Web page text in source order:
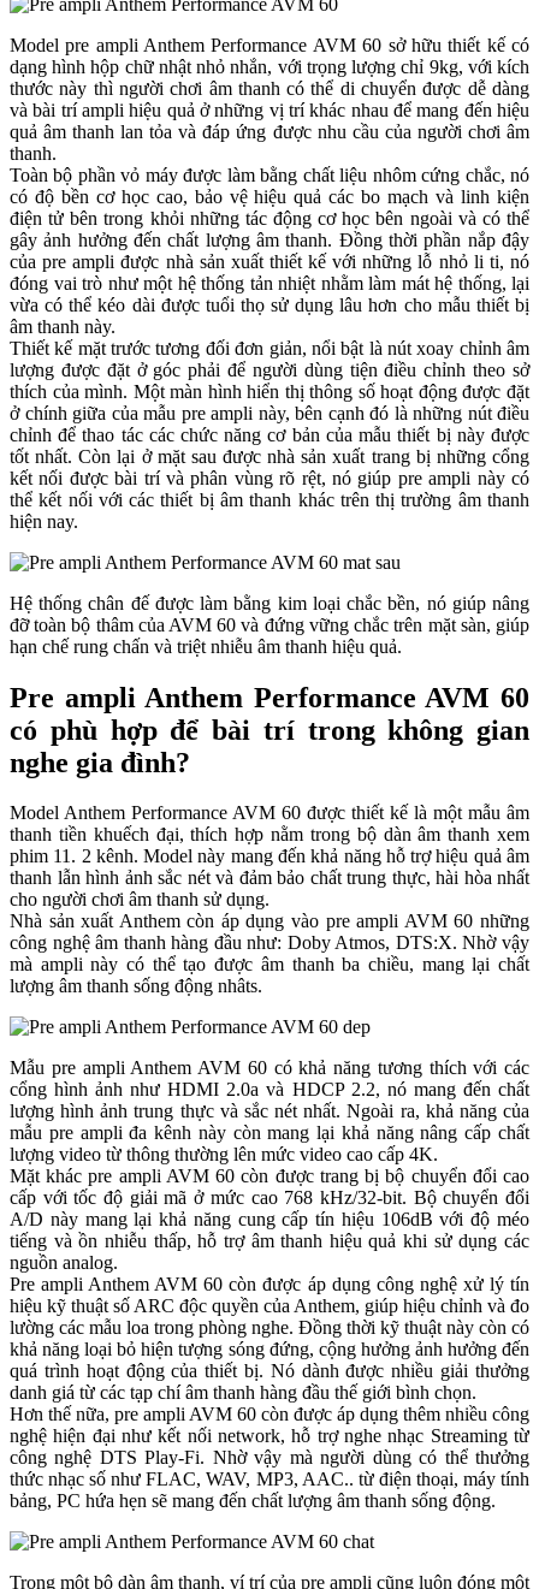
Model pre ampli Anthem Performance AVM 60 sở hữu thiết kế có
dạng hình hộp chữ nhật nhỏ nhắn, với trọng lượng chỉ 9kg, với kích
thước này thì người chơi âm thanh có thể di chuyển được dễ dàng
và bài trí ampli hiệu quả ở những vị trí khác nhau để mang đến hiệu
quả âm thanh lan tỏa và đáp ứng được nhu cầu của người chơi âm
thanh.
Toàn bộ phần vỏ máy được làm bằng chất liệu nhôm cứng chắc, nó
có độ bền cơ học cao, bảo vệ hiệu quả các bo mạch và linh kiện
điện tử bên trong khỏi những tác động cơ học bên ngoài và có thể
gây ảnh hưởng đến chất lượng âm thanh. Đồng thời phần nắp đậy
của pre ampli được nhà sản xuất thiết kế với những lỗ nhỏ li ti, nó
đóng vai trò như một hệ thống tản nhiệt nhằm làm mát hệ thống, lại
vừa có thể kéo dài được tuổi thọ sử dụng lâu hơn cho mẫu thiết bị
âm thanh này.
Thiết kế mặt trước tương đối đơn giản, nổi bật là nút xoay chỉnh âm
lượng được đặt ở góc phải để người dùng tiện điều chỉnh theo sở
thích của mình. Một màn hình hiển thị thông số hoạt động được đặt
ở chính giữa của mẫu pre ampli này, bên cạnh đó là những nút điều
chỉnh để thao tác các chức năng cơ bản của mẫu thiết bị này được
tốt nhất. Còn lại ở mặt sau được nhà sản xuất trang bị những cổng
kết nối được bài trí và phân vùng rõ rệt, nó giúp pre ampli này có
thể kết nối với các thiết bị âm thanh khác trên thị trường âm thanh
hiện nay.
Hệ thống chân đế được làm bằng kim loại chắc bền, nó giúp nâng
đỡ toàn bộ thâm của AVM 60 và đứng vững chắc trên mặt sàn, giúp
hạn chế rung chấn và triệt nhiễu âm thanh hiệu quả.
Pre ampli Anthem Performance AVM 60
có phù hợp để bài trí trong không gian
nghe gia đình?
Model Anthem Performance AVM 60 được thiết kế là một mẫu âm
thanh tiền khuếch đại, thích hợp nằm trong bộ dàn âm thanh xem
phim 11. 2 kênh. Model này mang đến khả năng hỗ trợ hiệu quả âm
thanh lẫn hình ảnh sắc nét và đảm bảo chất trung thực, hài hòa nhất
cho người chơi âm thanh sử dụng.
Nhà sản xuất Anthem còn áp dụng vào pre ampli AVM 60 những
công nghệ âm thanh hàng đầu như: Doby Atmos, DTS:X. Nhờ vậy
mà ampli này có thể tạo được âm thanh ba chiều, mang lại chất
lượng âm thanh sống động nhâts.
Mẫu pre ampli Anthem AVM 60 có khả năng tương thích với các
cổng hình ảnh như HDMI 2.0a và HDCP 2.2, nó mang đến chất
lượng hình ảnh trung thực và sắc nét nhất. Ngoài ra, khả năng của
mẫu pre ampli đa kênh này còn mang lại khả năng nâng cấp chất
lượng video từ thông thường lên mức video cao cấp 4K.
Mặt khác pre ampli AVM 60 còn được trang bị bộ chuyển đổi cao
cấp với tốc độ giải mã ở mức cao 768 kHz/32-bit. Bộ chuyển đổi
A/D này mang lại khả năng cung cấp tín hiệu 106dB với độ méo
tiếng và ồn nhiễu thấp, hỗ trợ âm thanh hiệu quả khi sử dụng các
nguồn analog.
Pre ampli Anthem AVM 60 còn được áp dụng công nghệ xử lý tín
hiệu kỹ thuật số ARC độc quyền của Anthem, giúp hiệu chỉnh và đo
lường các mẫu loa trong phòng nghe. Đồng thời kỹ thuật này còn có
khả năng loại bỏ hiện tượng sóng đứng, cộng hưởng ảnh hưởng đến
quá trình hoạt động của thiết bị. Nó dành được nhiều giải thưởng
danh giá từ các tạp chí âm thanh hàng đầu thế giới bình chọn.
Hơn thế nữa, pre ampli AVM 60 còn được áp dụng thêm nhiều công
nghệ hiện đại như kết nối network, hỗ trợ nghe nhạc Streaming từ
công nghệ DTS Play-Fi. Nhờ vậy mà người dùng có thể thưởng
thức nhạc số như FLAC, WAV, MP3, AAC.. từ điện thoại, máy tính
bảng, PC hứa hẹn sẽ mang đến chất lượng âm thanh sống động.
Trong một bộ dàn âm thanh, ví trí của pre ampli cũng luôn đóng một